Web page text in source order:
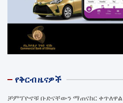
የቅርብ ዜናዎች
ቻምፕዮኖቹ ቡድናቸውን ማጠናከር ቀጥለዋል